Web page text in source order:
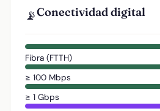
📡Conectividad digital
Fibra (FTTH)
≥ 100 Mbps
≥ 1 Gbps